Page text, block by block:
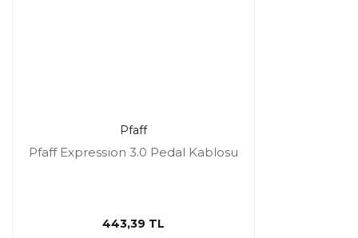
Pfaff
Pfaff Expression 3.0 Pedal Kablosu
443,39 TL